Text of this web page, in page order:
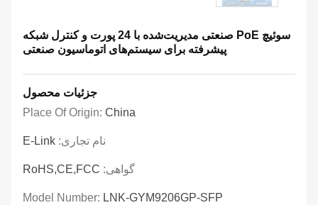
سوئیچ PoE صنعتی مدیریت‌شده با 24 پورت و کنترل شبکه
پیشرفته برای سیستم‌های اتوماسیون صنعتی
جزئیات محصول
Place Of Origin: China
نام تجاری: E-Link
گواهی: RoHS,CE,FCC
Model Number: LNK-GYM9206GP-SFP